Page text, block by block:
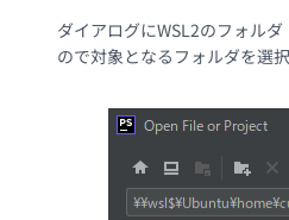
ダイアログにWSL2のフォル
ので対象となるフォルダを選択